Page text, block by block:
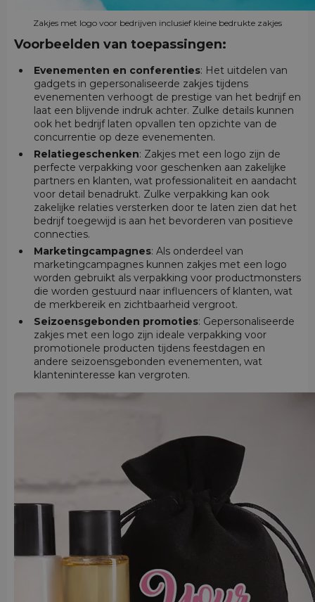
Zakjes met logo voor bedrijven inclusief kleine bedrukte zakjes
Voorbeelden van toepassingen:
Evenementen en conferenties: Het uitdelen van
gadgets in gepersonaliseerde zakjes tijdens
evenementen verhoogt de prestige van het bedrijf en
laat een blijvende indruk achter. Zulke details kunnen
ook het bedrijf laten opvallen ten opzichte van de
concurrentie op deze evenementen.
Relatiegeschenken: Zakjes met een logo zijn de
perfecte verpakking voor geschenken aan zakelijke
partners en klanten, wat professionaliteit en aandacht
voor detail benadrukt. Zulke verpakking kan ook
zakelijke relaties versterken door te laten zien dat het
bedrijf toegewijd is aan het bevorderen van positieve
connecties.
Marketingcampagnes: Als onderdeel van
marketingcampagnes kunnen zakjes met een logo
worden gebruikt als verpakking voor productmonsters
die worden gestuurd naar influencers of klanten, wat
de merkbereik en zichtbaarheid vergroot.
Seizoensgebonden promoties: Gepersonaliseerde
zakjes met een logo zijn ideale verpakking voor
promotionele producten tijdens feestdagen en
andere seizoensgebonden evenementen, wat
klanteninteresse kan vergroten.